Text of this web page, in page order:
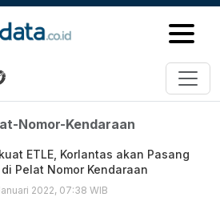
Kendaraan
Nomor-Kendaraan
ETLE, Korlantas akan Pasang
di Pelat Nomor Kendaraan
2022, 07:38 WIB